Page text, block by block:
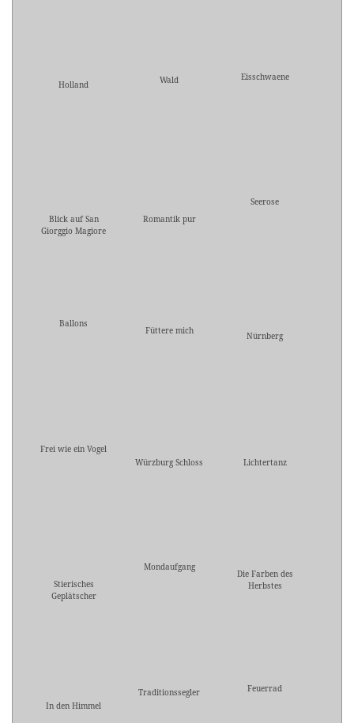
Holland Wald Eisschwaene
Blick auf San
Giorggio Magiore
Romantik pur
Seerose
Ballons
Füttere mich Nürnberg
Frei wie ein Vogel
Würzburg Schloss
Lichtertanz
Stierisches
Geplätscher
Mondaufgang
Die Farben des
Herbstes
In den Himmel
Traditionssegler Feuerrad